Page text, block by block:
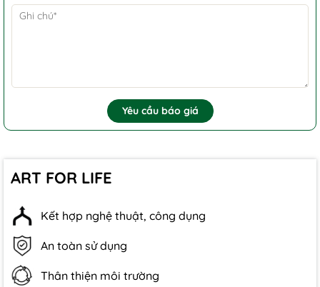
Yêu cầu báo giá
ART FOR LIFE
Kết hợp nghệ thuật, công dụng
An toàn sử dụng
Thân thiện môi trường